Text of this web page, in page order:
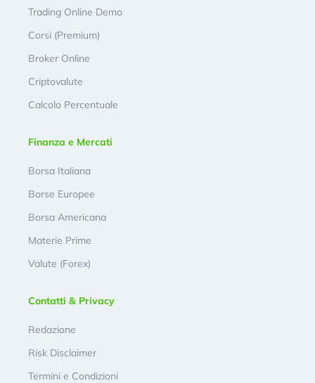
Trading Online Demo
Corsi (Premium)
Broker Online
Criptovalute
Calcolo Percentuale
Finanza e Mercati
Borsa Italiana
Borse Europee
Borsa Americana
Materie Prime
Valute (Forex)
Contatti & Privacy
Redazione
Risk Disclaimer
Termini e Condizioni